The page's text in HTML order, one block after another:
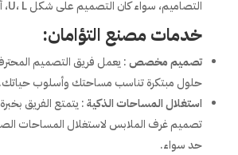
التصاميم، سواء كان التصميم على شكل U، L، أو مستقيم.
خدمات مصنع التؤامان:
تصميم مخصص: يعمل فريق التصميم
حلول مبتكرة تناسب مساحتك وأسلوب حياتك.
استغلال المساحات الذكية: يتمتع الفريق
تصميم غرف الملابس لاستغلال المساحات
حد سواء.